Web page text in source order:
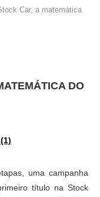
Car, a matemática
DO
uma campanha
título na Stock